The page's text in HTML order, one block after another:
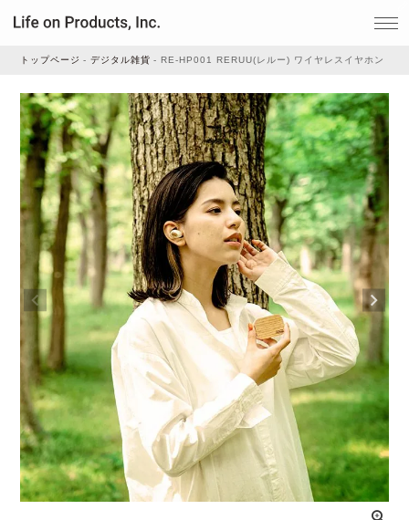
家電
家事・生活雑貨
ルームフレグランス
ビューティー
デジタル雑貨
ライト・シーリングファン
アクセサリー・消耗品
トップページ デジタル雑貨 RE-HP001 RERUU(レルー) ワイヤレスイヤホン